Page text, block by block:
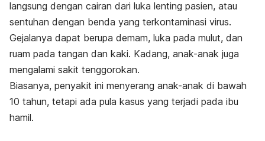
langsung dengan cairan dari luka lenting pasien, atau
sentuhan dengan benda yang terkontaminasi virus.
Gejalanya dapat berupa demam, luka pada mulut, dan
ruam pada tangan dan kaki. Kadang, anak-anak juga
mengalami sakit tenggorokan.
Biasanya, penyakit ini menyerang anak-anak di bawah
10 tahun, tetapi ada pula kasus yang terjadi pada ibu
hamil.